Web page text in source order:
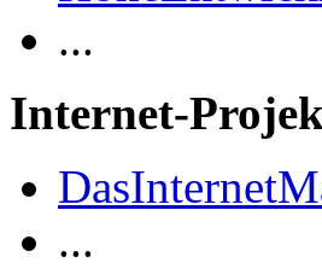
...
Internet-
...